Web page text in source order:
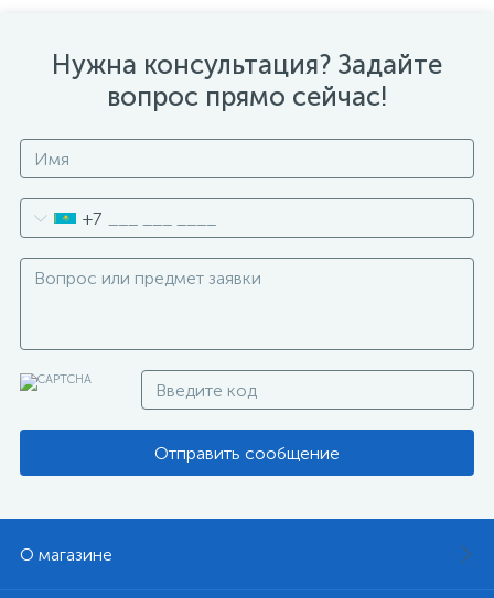
Нужна консультация? Задайте
вопрос прямо сейчас!
+7
Отправить сообщение
О магазине